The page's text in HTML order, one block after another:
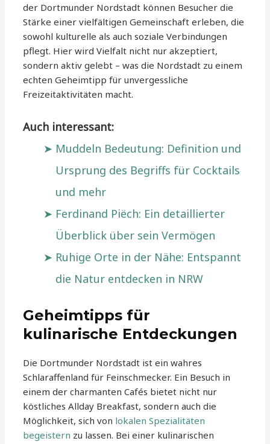
der Dortmunder Nordstadt können Besucher die
Stärke einer vielfältigen Gemeinschaft erleben, die
sowohl kulturelle als auch soziale Verbindungen
pflegt. Hier wird Vielfalt nicht nur akzeptiert,
sondern aktiv gelebt – was die Nordstadt zu einem
echten Geheimtipp für unvergessliche
Freizeitaktivitäten macht.
Auch interessant:
Muddeln Bedeutung: Definition und
Ursprung des Begriffs für Cocktails
und mehr
Ferdinand Piëch: Ein detaillierter
Überblick über sein Vermögen
Ruhige Orte in der Nähe: Entspannt
die Natur entdecken in NRW
Geheimtipps für
kulinarische Entdeckungen
Die Dortmunder Nordstadt ist ein wahres
Schlaraffenland für Feinschmecker. Ein Besuch in
einem der charmanten Cafés bietet nicht nur
köstliches Allday Breakfast, sondern auch die
Möglichkeit, sich von lokalen Spezialitäten
begeistern zu lassen. Bei einer kulinarischen